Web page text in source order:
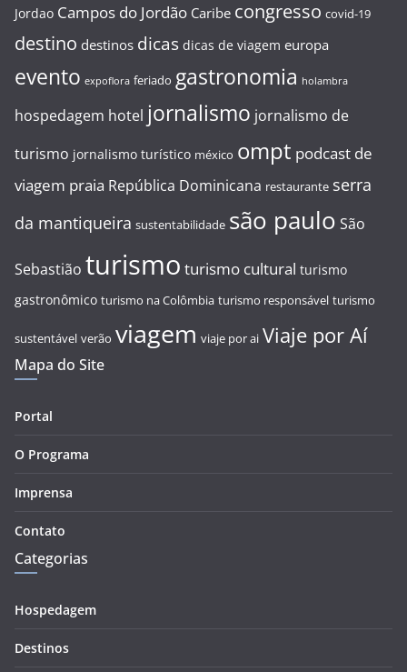
Jordao Campos do Jordão Caribe congresso covid-19
destino destinos dicas dicas de viagem europa
evento expoflora feriado gastronomia holambra
hospedagem hotel jornalismo jornalismo de
turismo jornalismo turístico méxico ompt podcast de
viagem praia República Dominicana restaurante serra
da mantiqueira sustentabilidade são paulo São
Sebastião turismo turismo cultural turismo
gastronômico turismo na Colômbia turismo responsável turismo
sustentável verão viagem viaje por ai Viaje por Aí
Mapa do Site
Portal
O Programa
Imprensa
Contato
Categorias
Hospedagem
Destinos